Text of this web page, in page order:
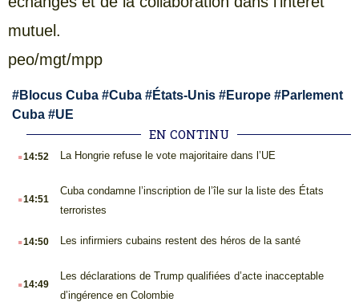
mutuel.
peo/mgt/mpp
#Blocus Cuba #Cuba #États-Unis #Europe #Parlement
Cuba #UE
EN CONTINU
.14:52 La Hongrie refuse le vote majoritaire dans l’UE
.14:51
Cuba condamne l’inscription de l’île sur la liste des États
terroristes
.14:50 Les infirmiers cubains restent des héros de la santé
.14:49
Les déclarations de Trump qualifiées d’acte inacceptable
d’ingérence en Colombie